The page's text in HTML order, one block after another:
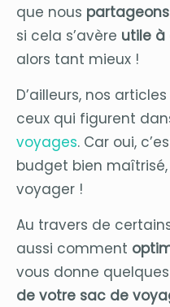
que nous
si cela s’avère utile à
alors tant mieux !
D’ailleurs, nos
ceux qui figurent
voyages. Car oui,
budget bien
voyager !
Au travers de
aussi comment
vous donne quelques
de votre sac de